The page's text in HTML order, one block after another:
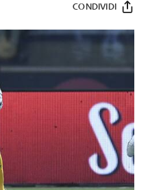
CONDIVIDI